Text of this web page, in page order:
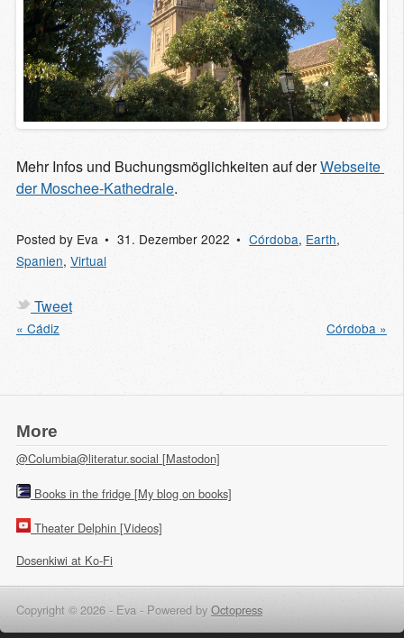
Mehr Infos und Buchungsmöglichkeiten auf derWebseite
der Moschee-Kathedrale.
Posted by Eva 31. Dezember 2022 Córdoba, Earth,
Spanien, Virtual
Tweet
« Cádiz Córdoba »
More
@Columbia@literatur.social [Mastodon]
Books in the fridge [My blog on books]
Theater Delphin [Videos]
Dosenkiwi at Ko-Fi
Copyright © 2026 - Eva - Powered by Octopress